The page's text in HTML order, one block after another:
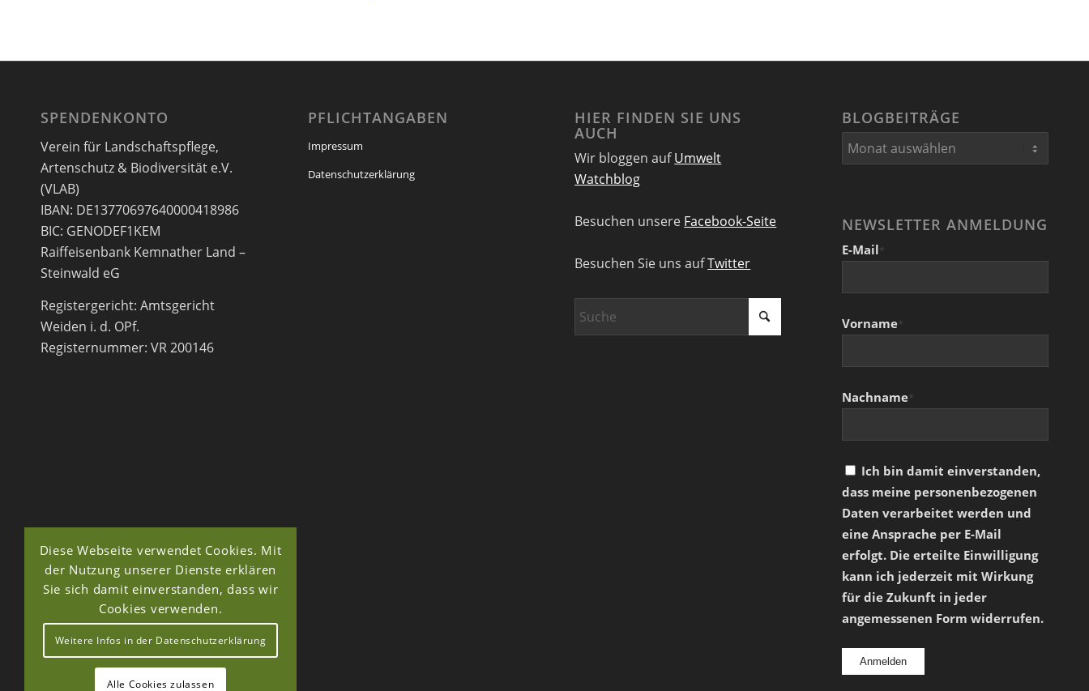
SPENDENKONTO
Verein für Landschaftspflege,
Artenschutz & Biodiversität e.V.
(VLAB)
IBAN: DE13770697640000418986
BIC: GENODEF1KEM
Raiffeisenbank Kemnather Land –
Steinwald eG
Registergericht: Amtsgericht
Weiden i. d. OPf.
Registernummer: VR 200146
PFLICHTANGABEN
Impressum
Datenschutzerklärung
HIER FINDEN SIE UNS
AUCH
Wir bloggen aufUmwelt
Watchblog
Besuchen unsere Facebook-Seite
Besuchen Sie uns aufTwitter
BLOGBEITRÄGE
NEWSLETTER ANMELDUNG
E-Mail*
Vorname*
Nachname*
Ich bin damit einverstanden,
dass meine personenbezogenen
Daten verarbeitet werden und
eine Ansprache per E-Mail
erfolgt. Die erteilte Einwilligung
kann ich jederzeit mit Wirkung
für die Zukunft in jeder
angemessenen Form widerrufen.
Diese Webseite verwendet Cookies. Mit
der Nutzung unserer Dienste erklären
Sie sich damit einverstanden, dass wir
Cookies verwenden.
Weitere Infos in der Datenschutzerklärung
Alle Cookies zulassen